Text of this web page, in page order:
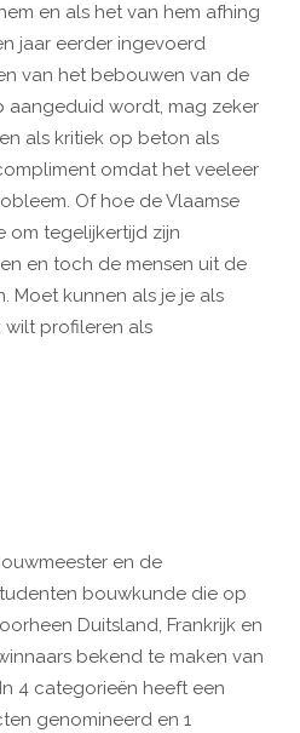
en als het van hem afhing
jaar eerder ingevoerd
van het bebouwen van de
aangeduid wordt, mag zeker
als kritiek op beton als
omdat het veeleer
Of hoe de Vlaamse
om tegelijkertijd zijn
en toch de mensen uit de
Moet kunnen als je je als
wilt profileren als
en de
bouwkunde die op
Duitsland, Frankrijk en
bekend te maken van
4 categorieën heeft een
genomineerd en 1